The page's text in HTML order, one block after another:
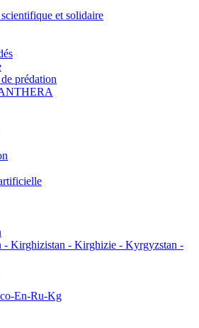
et solidaire
prédation
- Kirghizistan - Kirghizie - Kyrgyzstan -
En-Ru-Kg